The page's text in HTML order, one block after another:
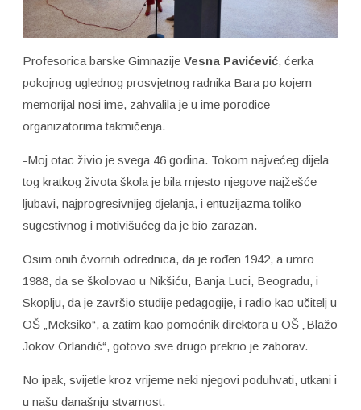
Profesorica barske Gimnazije Vesna Pavićević, ćerka
pokojnog uglednog prosvjetnog radnika Bara po kojem
memorijal nosi ime, zahvalila je u ime porodice
organizatorima takmičenja.
-Moj otac živio je svega 46 godina. Tokom najvećeg dijela
tog kratkog života škola je bila mjesto njegove najžešće
ljubavi, najprogresivnijeg djelanja, i entuzijazma toliko
sugestivnog i motivišućeg da je bio zarazan.
Osim onih čvornih odrednica, da je rođen 1942, a umro
1988, da se školovao u Nikšiću, Banja Luci, Beogradu, i
Skoplju, da je završio studije pedagogije, i radio kao učitelj u
OŠ „Meksiko“, a zatim kao pomoćnik direktora u OŠ „Blažo
Jokov Orlandić“, gotovo sve drugo prekrio je zaborav.
No ipak, svijetle kroz vrijeme neki njegovi poduhvati, utkani i
u našu današnju stvarnost.